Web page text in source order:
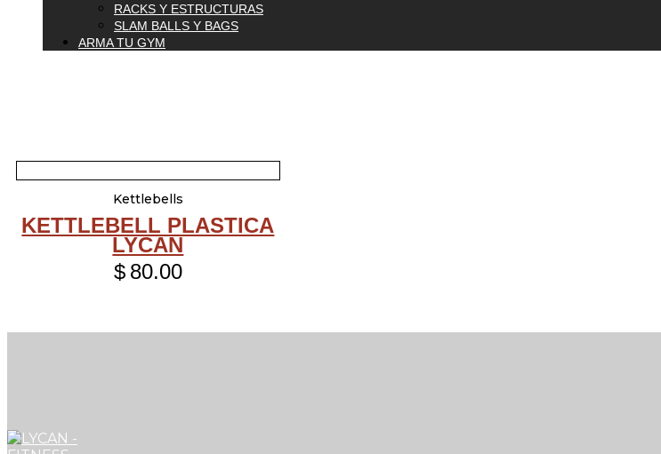
RACKS Y ESTRUCTURAS
SLAM BALLS Y BAGS
ARMA TU GYM
Kettlebells
KETTLEBELL PLASTICA
LYCAN
$ 80.00